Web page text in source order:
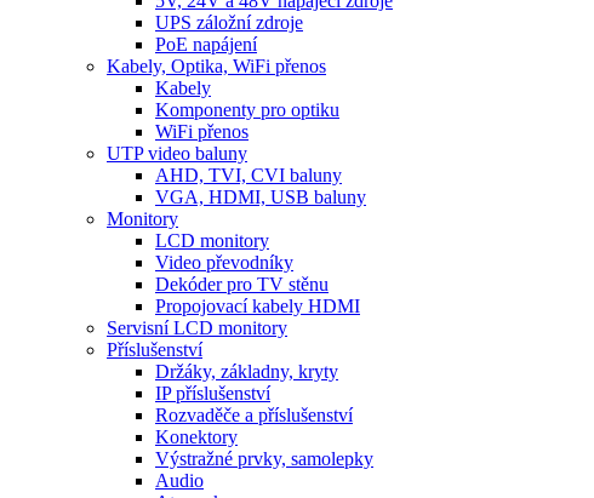
UPS záložní zdroje
PoE napájení
Kabely, Optika, WiFi přenos
Kabely
Komponenty pro optiku
WiFi přenos
UTP video baluny
AHD, TVI, CVI baluny
VGA, HDMI, USB baluny
Monitory
LCD monitory
Video převodníky
Dekóder pro TV stěnu
Propojovací kabely HDMI
Servisní LCD monitory
Příslušenství
Držáky, základny, kryty
IP příslušenství
Rozvaděče a příslušenství
Konektory
Výstražné prvky, samolepky
Audio